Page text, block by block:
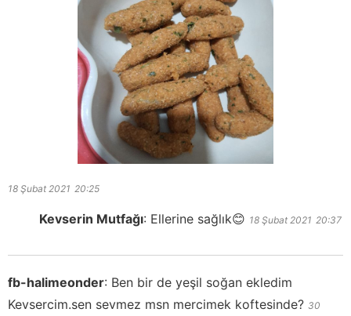
18 Şubat 2021 20:25
Kevserin Mutfağı: Ellerine sağlık😊 18 Şubat 2021 20:37
fb-halimeonder: Ben bir de yeşil soğan ekledim
Kevsercim.sen sevmez msn mercimek koftesinde? 30